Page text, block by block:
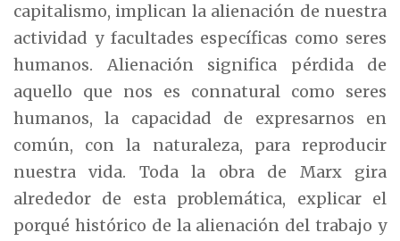
capitalismo, implican la alienación de nuestra
actividad y facultades específicas como seres
humanos. Alienación significa pérdida de
aquello que nos es connatural como seres
humanos, la capacidad de expresarnos en
común, con la naturaleza, para reproducir
nuestra vida. Toda la obra de Marx gira
alrededor de esta problemática, explicar el
porqué histórico de la alienación del trabajo y